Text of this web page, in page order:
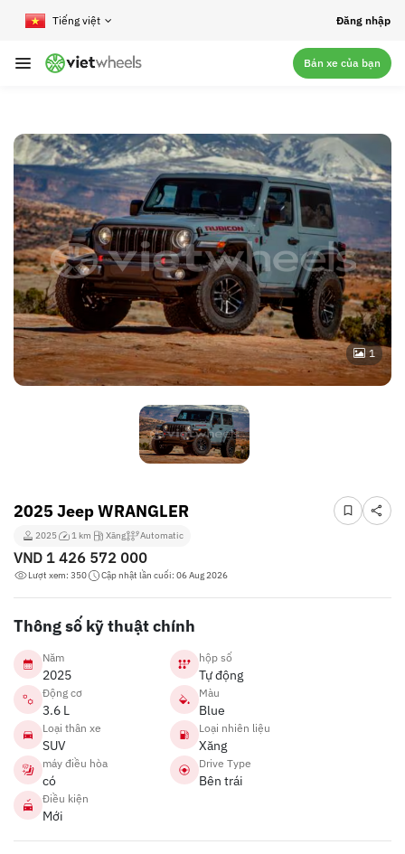
Đăng nhập
Bán xe của bạn
1
2025 Jeep WRANGLER
2025 1 km Xăng Automatic
VND 1 426 572 000
Lượt xem: 350 Cập nhật lần cuối: 06 Aug 2026
Thông số kỹ thuật chính
Năm
2025
hộp số
Tự động
Động cơ
3.6 L
Màu
Blue
Loại thân xe
SUV
Loại nhiên liệu
Xăng
máy điều hòa
có
Drive Type
Bên trái
Điều kiện
Mới